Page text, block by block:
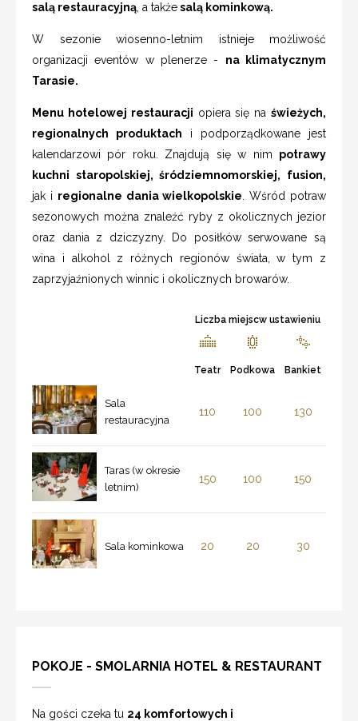
salą restauracyjną , a takżesalą kominkową.
W sezonie wiosenno-letnim istnieje możliwość
organizacji eventów w plenerze - na klimatycznym
Tarasie.
Menu hotelowej restauracji opiera się naświeżych,
regionalnych produktach i podporządkowane jest
kalendarzowi pór roku. Znajdują się w nim potrawy
kuchni staropolskiej, śródziemnomorskiej, fusion,
jak i regionalne dania wielkopolskie . Wśród potraw
sezonowych można znaleźć ryby z okolicznych jezior
oraz dania z dziczyzny. Do posiłków serwowane są
wina i alkohol z różnych regionów świata, w tym z
zaprzyjaźnionych winnic i okolicznych browarów.
Liczba miejscw ustawieniu
Teatr Podkowa Bankiet
Sala
restauracyjna
110 100 130
Taras (w okresie
letnim)
150 100 150
Sala kominkowa 20 20 30
POKOJE - SMOLARNIA HOTEL & RESTAURANT
Na gości czeka tu 24 komfortowych i